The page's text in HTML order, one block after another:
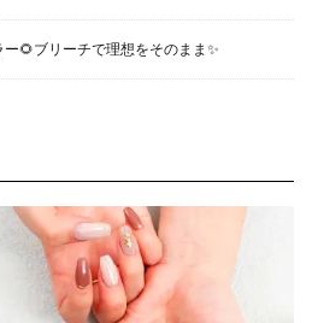
ツ橋店
ｔビルＢ１Ｆ
6537-9791
新庄Vita店
東淀川区瑞光1-4-1 カサデルドイ 2F
ー🌻ブリーチで理想をそのまま✨